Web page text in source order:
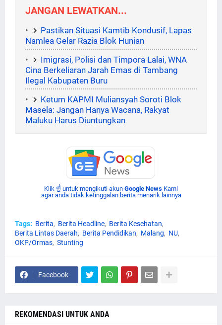
JANGAN LEWATKAN...
Pastikan Situasi Kamtib Kondusif, Lapas
Namlea Gelar Razia Blok Hunian
Imigrasi, Polisi dan Timpora Lalai, WNA
Cina Berkeliaran Jarah Emas di Tambang
Ilegal Kabupaten Buru
Ketum KAPMI Muliansyah Soroti Blok
Masela: Jangan Hanya Wacana, Rakyat
Maluku Harus Diuntungkan
Klik ☝ untuk mengikuti akun Google News Kami
agar anda tidak ketinggalan berita menarik lainnya
Tags: Berita Berita Headline
Berita Kesehatan
Berita Lintas Daerah
Berita Pendidikan Malang
NU
OKP/Ormas Stunting
Facebook
REKOMENDASI UNTUK ANDA